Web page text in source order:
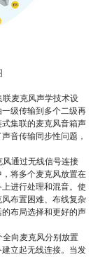
麦克风声学技术设
级传输到多个二级再
集联的麦克风音箱声
音传输同步性问题，
通过无线信号连接
将多个麦克风放置在
进行处理和混音。使
布置困难、布线复杂
布局选择和更好的声
向麦克风分别放置
立起无线连接。当发